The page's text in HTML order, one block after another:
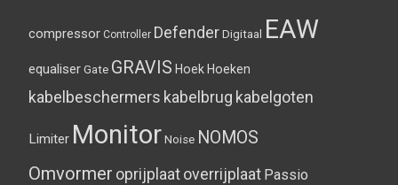
compressor Controller Defender Digitaal EAW
equaliser Gate GRAVIS Hoek Hoeken
kabelbeschermers kabelbrug kabelgoten
Limiter Monitor Noise NOMOS
Omvormer oprijplaatoverrijplaat Passio